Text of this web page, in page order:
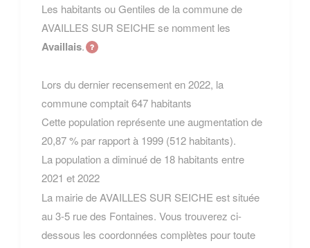
Les habitants ou Gentiles de la commune de
AVAILLES SUR SEICHE se nomment les
Availlais.
Lors du dernier recensement en 2022, la
commune comptait 647 habitants
Cette population représente une augmentation de
20,87 % par rapport à 1999 (512 habitants).
La population a diminué de 18 habitants entre
2021 et 2022
La mairie de AVAILLES SUR SEICHE est située
au 3-5 rue des Fontaines. Vous trouverez ci-
dessous les coordonnées complètes pour toute